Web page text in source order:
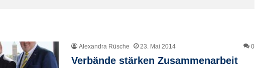
Alexandra Rüsche 23. Mai 2014 0
Verbände stärken Zusammenarbeit